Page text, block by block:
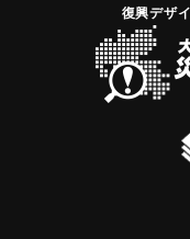
復興デザ